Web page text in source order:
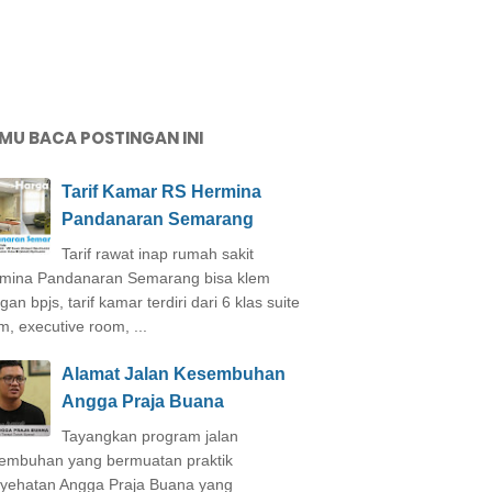
BACA POSTINGAN INI
Tarif Kamar RS Hermina
Pandanaran Semarang
Tarif rawat inap rumah sakit
Pandanaran Semarang bisa klem
bpjs, tarif kamar terdiri dari 6 klas suite
executive room, ...
Alamat Jalan Kesembuhan
Angga Praja Buana
Tayangkan program jalan
yang bermuatan praktik
Angga Praja Buana yang